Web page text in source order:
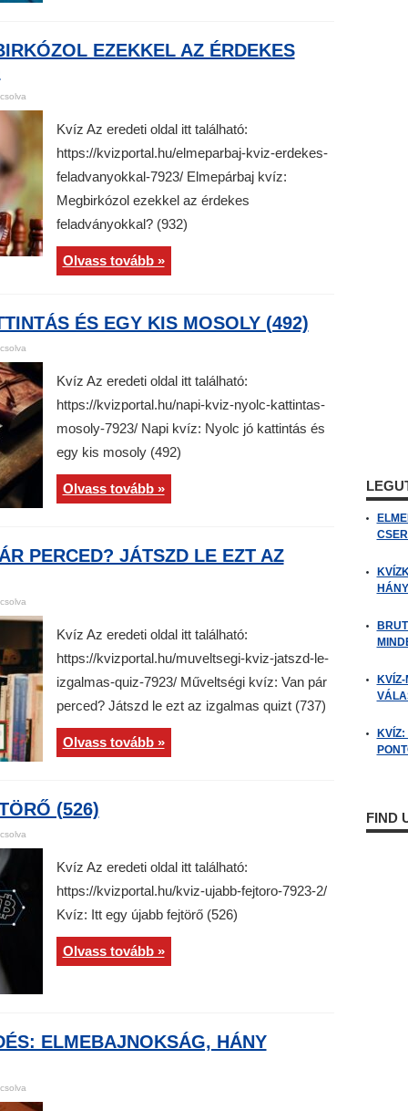
EZEKKEL AZ ÉRDEKES
Kvíz Az eredeti oldal itt található:
https://kvizportal.hu/elmeparbaj-kviz-erdekes-
feladvanyokkal-7923/ Elmepárbaj kvíz:
Megbirkózol ezekkel az érdekes
feladványokkal? (932)
Olvass tovább »
ÉS EGY KIS MOSOLY (492)
Kvíz Az eredeti oldal itt található:
https://kvizportal.hu/napi-kviz-nyolc-kattintas-
mosoly-7923/ Napi kvíz: Nyolc jó kattintás és
egy kis mosoly (492)
Olvass tovább »
PERCED? JÁTSZD LE EZT AZ
Kvíz Az eredeti oldal itt található:
https://kvizportal.hu/muveltsegi-kviz-jatszd-le-
izgalmas-quiz-7923/ Műveltségi kvíz: Van pár
perced? Játszd le ezt az izgalmas quizt (737)
Olvass tovább »
(526)
Kvíz Az eredeti oldal itt található:
https://kvizportal.hu/kviz-ujabb-fejtoro-7923-2/
Kvíz: Itt egy újabb fejtörő (526)
Olvass tovább »
ELMEBAJNOKSÁG, HÁNY
FIND